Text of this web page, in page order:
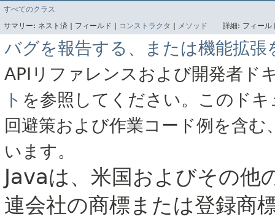
すべてのクラス
サマリー: ネスト済 | フィールド | コンストラクタ メソッド 詳細: フィー
バグを報告する、または機能拡張
APIリファレンスおよび開発者ド
ト を参照してください。このド
回避策および作業コード例を含
います。
Javaは、米国およびその
連会社の商標または登録商